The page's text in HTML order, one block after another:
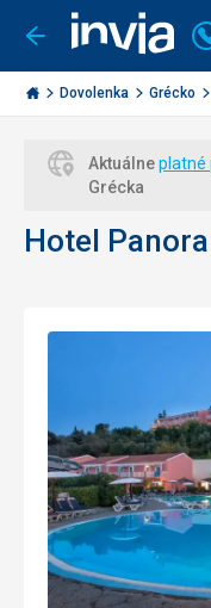
Ísť
späť
Invia.sk
Dovolenka Grécko
Aktuálneplatné
Grécka
Hotel